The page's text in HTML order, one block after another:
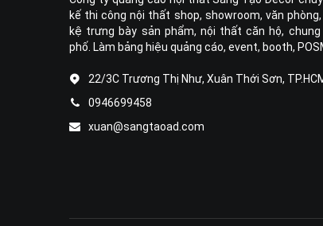
kế thi công nội thất shop, showroom, văn
kệ trưng bày sản phẩm, nội thất căn hộ, chung
phố. Làm bảng hiệu quảng cáo, event, booth,
22/3C Trương Thị Như, Xuân Thới Sơn,
0946699458
xuan@sangtaoad.com